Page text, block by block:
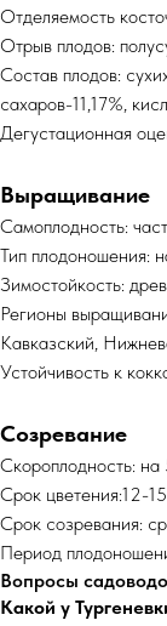
Отделяемость
Отрыв плодов:
Состав плодов:
сахаров-11,17%,
Дегустационная
Выращивание
Самоплодность:
Тип плодоношения:
Зимостойкость:
Регионы
Кавказский,
Устойчивость к
Созревание
Скороплодность: на
Срок цветения:12-
Срок созревания:
Период
Вопросы
Какой у